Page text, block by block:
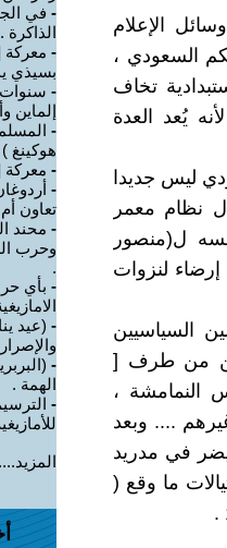
الإعلام
السعودي ،
تخاف
يُعد العدة
ليس جديدا
نظام معمر
نفسه ل(منصور
لنزوات
السياسيين
من طرف [
النمامشة ،
.... وبعد
سنة 1970 ، ومحمد خيضر في مدريد
ما وقع (
- في
الذاكرة .
- معركة
بسيذي
- سنوات
إلماين
-
هوكينغ
- معركة
-
تعاون
- محند
وحرب
.
- بأي
- (عيد
والإصرار
-
الهمة .
-